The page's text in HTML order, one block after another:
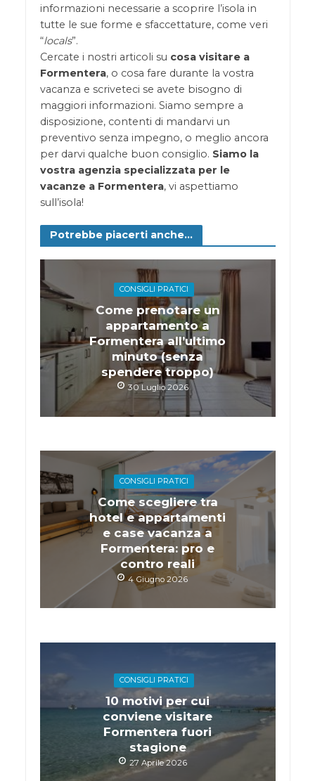
informazioni necessarie a scoprire l’isola in
tutte le sue forme e sfaccettature, come veri
“locals”.
Cercate i nostri articoli su cosa visitare a
Formentera, o cosa fare durante la vostra
vacanza e scriveteci se avete bisogno di
maggiori informazioni. Siamo sempre a
disposizione, contenti di mandarvi un
preventivo senza impegno, o meglio ancora
per darvi qualche buon consiglio. Siamo la
vostra agenzia specializzata per le
vacanze a Formentera, vi aspettiamo
sull’isola!
Potrebbe piacerti anche...
CONSIGLI PRATICI
Come prenotare un
appartamento a
Formentera all’ultimo
minuto (senza
spendere troppo)
30 Luglio 2026
CONSIGLI PRATICI
Come scegliere tra
hotel e appartamenti
e case vacanza a
Formentera: pro e
contro reali
4 Giugno 2026
CONSIGLI PRATICI
10 motivi per cui
conviene visitare
Formentera fuori
stagione
27 Aprile 2026